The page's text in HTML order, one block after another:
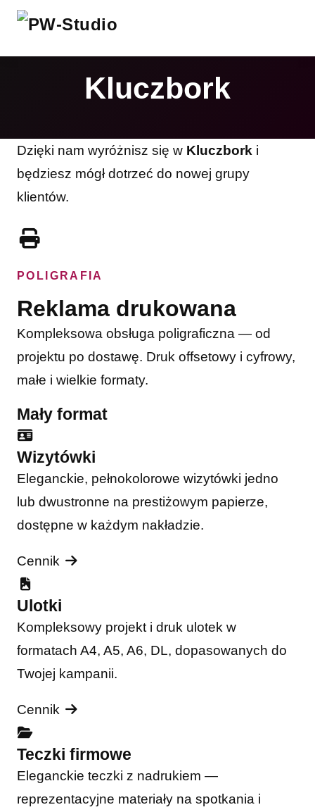
Kluczbork
Dzięki nam wyróżnisz się w Kluczbork i
będziesz mógł dotrzeć do nowej grupy
klientów.
POLIGRAFIA
Reklama drukowana
Kompleksowa obsługa poligraficzna — od
projektu po dostawę. Druk offsetowy i cyfrowy,
małe i wielkie formaty.
Mały format
Wizytówki
Eleganckie, pełnokolorowe wizytówki jedno
lub dwustronne na prestiżowym papierze,
dostępne w każdym nakładzie.
Cennik
Ulotki
Kompleksowy projekt i druk ulotek w
formatach A4, A5, A6, DL, dopasowanych do
Twojej kampanii.
Cennik
Teczki firmowe
Eleganckie teczki z nadrukiem —
reprezentacyjne materiały na spotkania i